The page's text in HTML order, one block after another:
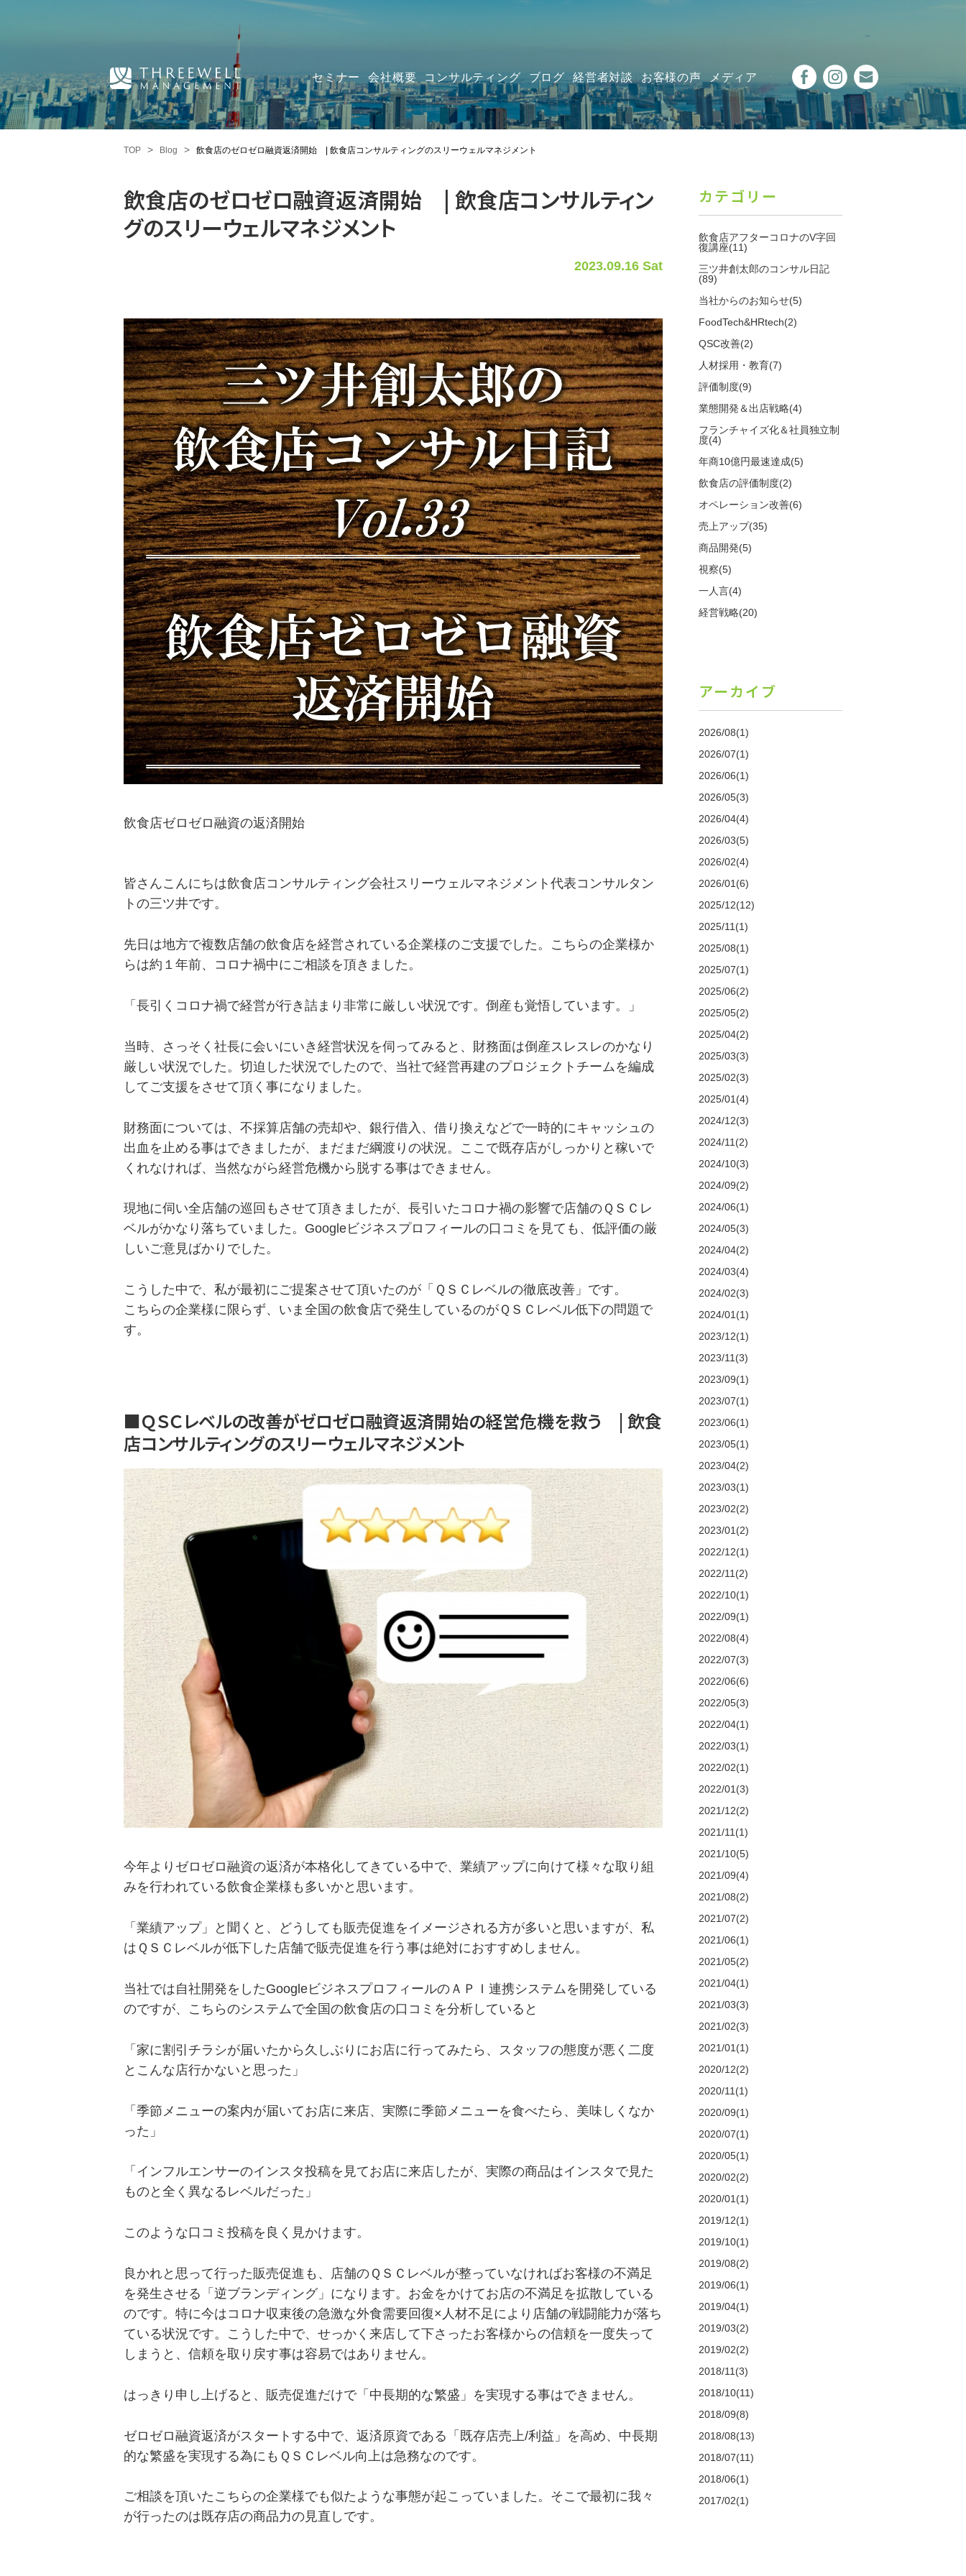
セミナー 会社概要 コンサルティング ブログ 経営者対談 お客様の声 メディア
TOP Blog 飲食店のゼロゼロ融資返済開始 | 飲食店コンサルティングのスリーウェルマネジメント
飲食店のゼロゼロ融資返済開始 | 飲食店コンサルティン
グのスリーウェルマネジメント
2023.09.16 Sat
飲食店ゼロゼロ融資の返済開始
皆さんこんにちは飲食店コンサルティング会社スリーウェルマネジメント代表コンサルタン
トの三ツ井です。
先日は地方で複数店舗の飲食店を経営されている企業様のご支援でした。こちらの企業様か
らは約１年前、コロナ禍中にご相談を頂きました。
「長引くコロナ禍で経営が行き詰まり非常に厳しい状況です。倒産も覚悟しています。」
当時、さっそく社長に会いにいき経営状況を伺ってみると、財務面は倒産スレスレのかなり
厳しい状況でした。切迫した状況でしたので、当社で経営再建のプロジェクトチームを編成
してご支援をさせて頂く事になりました。
財務面については、不採算店舗の売却や、銀行借入、借り換えなどで一時的にキャッシュの
出血を止める事はできましたが、まだまだ綱渡りの状況。ここで既存店がしっかりと稼いで
くれなければ、当然ながら経営危機から脱する事はできません。
現地に伺い全店舗の巡回もさせて頂きましたが、長引いたコロナ禍の影響で店舗のＱＳＣレ
ベルがかなり落ちていました。Googleビジネスプロフィールの口コミを見ても、低評価の厳
しいご意見ばかりでした。
こうした中で、私が最初にご提案させて頂いたのが「ＱＳＣレベルの徹底改善」です。
こちらの企業様に限らず、いま全国の飲食店で発生しているのがＱＳＣレベル低下の問題で
す。
■ＱＳＣレベルの改善がゼロゼロ融資返済開始の経営危機を救う | 飲食
店コンサルティングのスリーウェルマネジメント
今年よりゼロゼロ融資の返済が本格化してきている中で、業績アップに向けて様々な取り組
みを行われている飲食企業様も多いかと思います。
「業績アップ」と聞くと、どうしても販売促進をイメージされる方が多いと思いますが、私
はＱＳＣレベルが低下した店舗で販売促進を行う事は絶対におすすめしません。
当社では自社開発をしたGoogleビジネスプロフィールのＡＰＩ連携システムを開発している
のですが、こちらのシステムで全国の飲食店の口コミを分析していると
「家に割引チラシが届いたから久しぶりにお店に行ってみたら、スタッフの態度が悪く二度
とこんな店行かないと思った」
「季節メニューの案内が届いてお店に来店、実際に季節メニューを食べたら、美味しくなか
った」
「インフルエンサーのインスタ投稿を見てお店に来店したが、実際の商品はインスタで見た
ものと全く異なるレベルだった」
このような口コミ投稿を良く見かけます。
良かれと思って行った販売促進も、店舗のＱＳＣレベルが整っていなければお客様の不満足
を発生させる「逆ブランディング」になります。お金をかけてお店の不満足を拡散している
のです。特に今はコロナ収束後の急激な外食需要回復×人材不足により店舗の戦闘能力が落ち
ている状況です。こうした中で、せっかく来店して下さったお客様からの信頼を一度失って
しまうと、信頼を取り戻す事は容易ではありません。
はっきり申し上げると、販売促進だけで「中長期的な繁盛」を実現する事はできません。
ゼロゼロ融資返済がスタートする中で、返済原資である「既存店売上/利益」を高め、中長期
的な繁盛を実現する為にもＱＳＣレベル向上は急務なのです。
ご相談を頂いたこちらの企業様でも似たような事態が起こっていました。そこで最初に我々
が行ったのは既存店の商品力の見直しです。
カテゴリー
飲食店アフターコロナのV字回
復講座(11)
三ツ井創太郎のコンサル日記
(89)
当社からのお知らせ(5)
FoodTech&HRtech(2)
QSC改善(2)
人材採用・教育(7)
評価制度(9)
業態開発＆出店戦略(4)
フランチャイズ化＆社員独立制
度(4)
年商10億円最速達成(5)
飲食店の評価制度(2)
オペレーション改善(6)
売上アップ(35)
商品開発(5)
視察(5)
一人言(4)
経営戦略(20)
アーカイブ
2026/08(1)
2026/07(1)
2026/06(1)
2026/05(3)
2026/04(4)
2026/03(5)
2026/02(4)
2026/01(6)
2025/12(12)
2025/11(1)
2025/08(1)
2025/07(1)
2025/06(2)
2025/05(2)
2025/04(2)
2025/03(3)
2025/02(3)
2025/01(4)
2024/12(3)
2024/11(2)
2024/10(3)
2024/09(2)
2024/06(1)
2024/05(3)
2024/04(2)
2024/03(4)
2024/02(3)
2024/01(1)
2023/12(1)
2023/11(3)
2023/09(1)
2023/07(1)
2023/06(1)
2023/05(1)
2023/04(2)
2023/03(1)
2023/02(2)
2023/01(2)
2022/12(1)
2022/11(2)
2022/10(1)
2022/09(1)
2022/08(4)
2022/07(3)
2022/06(6)
2022/05(3)
2022/04(1)
2022/03(1)
2022/02(1)
2022/01(3)
2021/12(2)
2021/11(1)
2021/10(5)
2021/09(4)
2021/08(2)
2021/07(2)
2021/06(1)
2021/05(2)
2021/04(1)
2021/03(3)
2021/02(3)
2021/01(1)
2020/12(2)
2020/11(1)
2020/09(1)
2020/07(1)
2020/05(1)
2020/02(2)
2020/01(1)
2019/12(1)
2019/10(1)
2019/08(2)
2019/06(1)
2019/04(1)
2019/03(2)
2019/02(2)
2018/11(3)
2018/10(11)
2018/09(8)
2018/08(13)
2018/07(11)
2018/06(1)
2017/02(1)